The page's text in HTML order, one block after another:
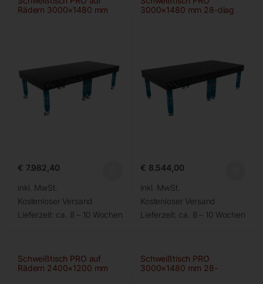
Rädern 3000×1480 mm
€ 7.982,40
inkl. MwSt.
Kostenloser Versand
Lieferzeit: ca. 8 – 10 Wochen
3000×1480 mm 28-diag
€ 8.544,00
inkl. MwSt.
Kostenloser Versand
Lieferzeit: ca. 8 – 10 Wochen
Schweißtisch PRO auf
Rädern 2400×1200 mm
Schweißtisch PRO
3000×1480 mm 28-